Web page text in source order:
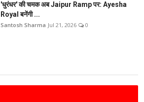
'धुरंधर' की चमक अब Jaipur Ramp पर: Ayesha
Royal बनेंगी ...
Santosh Sharma Jul 21, 2026 0